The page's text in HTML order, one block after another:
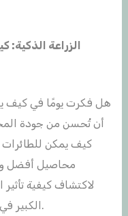
الزراعة
هل فكرت يومًا في كيف
أن تُحسن من جودة
كيف يمكن
محاصيل أفضل
لاكتشاف كيفية تأثير
الكبير في تحقيق الأمن الغذائي وحماية كوكبنا.